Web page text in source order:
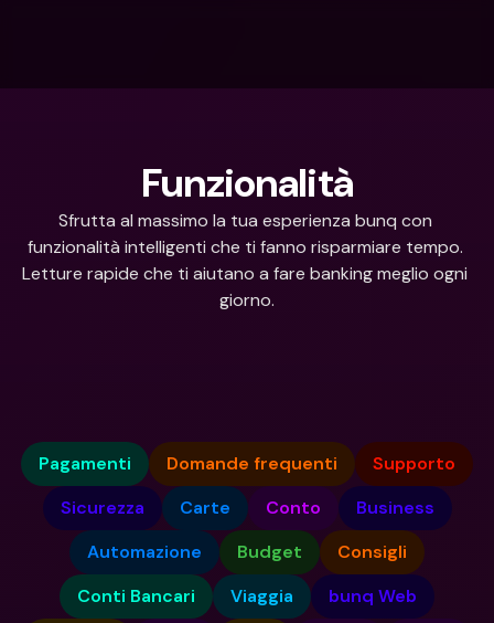
Funzionalità
Sfrutta al massimo la tua esperienza bunq con
funzionalità intelligenti che ti fanno risparmiare tempo.
Letture rapide che ti aiutano a fare banking meglio ogni
giorno.
Pagamenti Domande frequenti
Supporto
Sicurezza
Carte Conto
Business
Automazione
Budget
Consigli
Conti Bancari
Viaggia
bunq Web